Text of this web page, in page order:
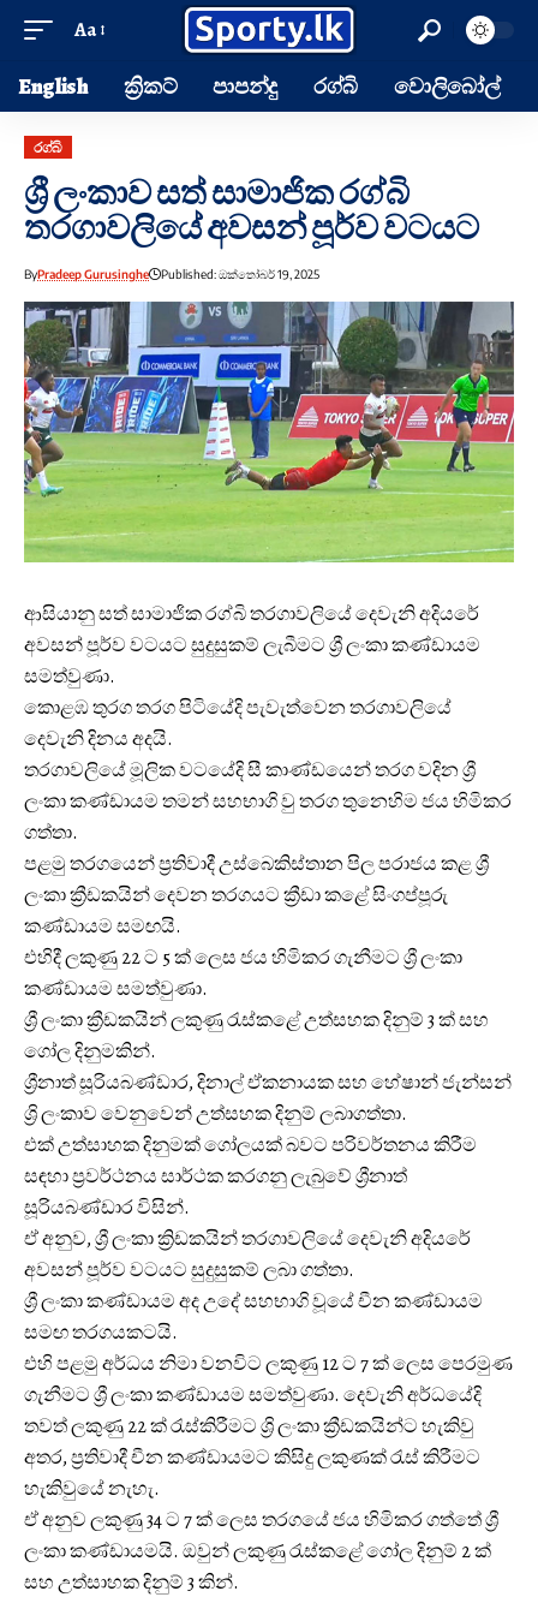
Aa
English ක්‍රිකට් පාපන්දු රග්බි වොලිබෝල්
රග්බි
ශ්‍රී ලංකාව සත් සාමාජික රග්බි
තරගාවලියේ අවසන් පූර්ව වටයට
ByPradeep Gurusinghe Published: ඔක්තෝබර් 19, 2025
ආසියානු සත් සාමාජික රග්බි තරගාවලියේ දෙවැනි අදියරේ
අවසන් පූර්ව වටයට සුදුසුකම් ලැබීමට ශ්‍රී ලංකා කණ්ඩායම
සමත්වුණා.
කොළඹ තුරග තරග පිටියේදි පැවැත්වෙන තරගාවලියේ
දෙවැනි දිනය අදයි.
තරගාවලියේ මූලික වටයේදි සී කාණ්ඩයෙන් තරග වදින ශ්‍රී
ලංකා කණ්ඩායම තමන් සහභාගි වු තරග තුනෙහිම ජය හිමිකර
ගත්තා.
පළමු තරගයෙන් ප්‍රතිවාදී උස්බෙකිස්තාන පිල පරාජය කළ ශ්‍රී
ලංකා ක්‍රීඩකයින් දෙවන තරගයට ක්‍රීඩා කළේ සිංගප්පූරු
කණ්ඩායම සමඟයි.
එහිදී ලකුණු 22 ට 5 ක් ලෙස ජය හිමිකර ගැනීමට ශ්‍රී ලංකා
කණ්ඩායම සමත්වුණා.
ශ්‍රී ලංකා ක්‍රීඩකයින් ලකුණු රැස්කළේ උත්සහක දිනුම් 3 ක් සහ
ගෝල දිනුමකින්.
ශ්‍රීනාත් සූරියබණ්ඩාර, දිනාල් ඒකනායක සහ හේෂාන් ජැන්සන්
ශ්‍රි ලංකාව වෙනුවෙන් උත්සහක දිනුම් ලබාගත්තා.
එක් උත්සාහක දිනුමක් ගෝලයක් බවට පරිවර්තනය කිරීම
සඳහා ප්‍රවර්ථනය සාර්ථක කරගනු ලැබුවේ ශ්‍රීනාත්
සූරියබණ්ඩාර විසින්.
ඒ අනුව, ශ්‍රී ලංකා ක්‍රිඩකයින් තරගාවලියේ දෙවැනි අදියරේ
අවසන් පූර්ව වටයට සුදුසුකම් ලබා ගත්තා.
ශ්‍රී ලංකා කණ්ඩායම අද උදේ සහභාගි වූයේ චීන කණ්ඩායම
සමඟ තරගයකටයි.
එහි පළමු අර්ධය නිමා වනවිට ලකුණු 12 ට 7 ක් ලෙස පෙරමුණ
ගැනීමට ශ්‍රී ලංකා කණ්ඩායම සමත්වුණා. දෙවැනි අර්ධයේදි
තවත් ලකුණු 22 ක් රැස්කිරීමට ශ්‍රි ලංකා ක්‍රීඩකයින්ට හැකිවු
අතර, ප්‍රතිවාදී චීන කණ්ඩායමට කිසිදු ලකුණක් රැස් කිරීමට
හැකිවුයේ නැහැ.
ඒ අනුව ලකුණු 34 ට 7 ක් ලෙස තරගයේ ජය හිමිකර ගත්තේ ශ්‍රී
ලංකා කණ්ඩායමයි. ඔවුන් ලකුණු රැස්කළේ ගෝල දිනුම් 2 ක්
සහ උත්සාහක දිනුම් 3 කින්.